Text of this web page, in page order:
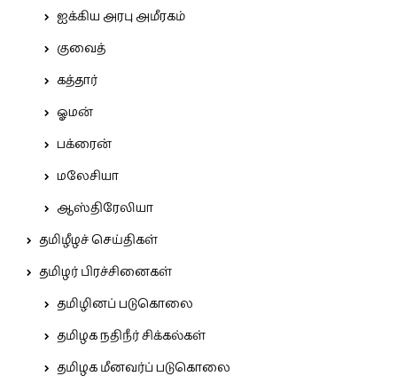
ஐக்கிய அரபு அமீரகம்
குவைத்
கத்தார்
ஓமன்
பக்ரைன்
மலேசியா
ஆஸ்திரேலியா
தமிழீழச் செய்திகள்
தமிழர் பிரச்சினைகள்
தமிழினப் படுகொலை
தமிழக நதிநீர் சிக்கல்கள்
தமிழக மீனவர்ப் படுகொலை